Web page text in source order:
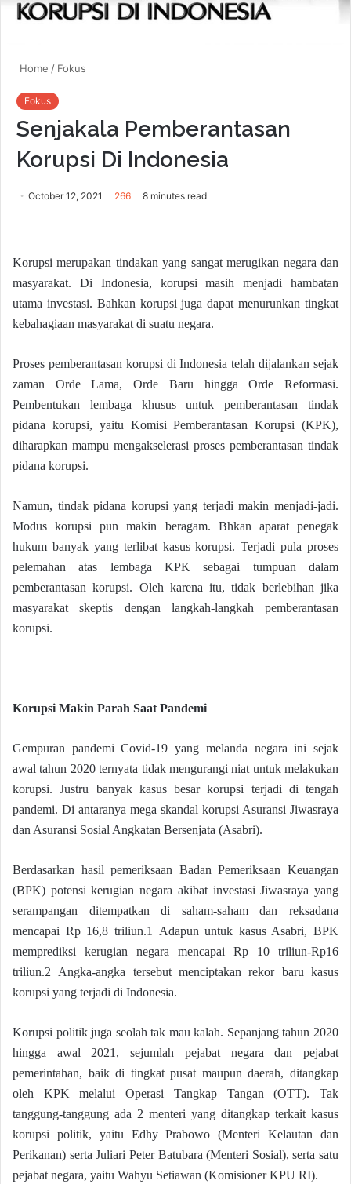
Home / Fokus
Fokus
Senjakala Pemberantasan
Korupsi Di Indonesia
October 12, 2021 266 8 minutes read
Korupsi merupakan tindakan yang sangat merugikan negara dan
masyarakat. Di Indonesia, korupsi masih menjadi hambatan
utama investasi. Bahkan korupsi juga dapat menurunkan tingkat
kebahagiaan masyarakat di suatu negara.
Proses pemberantasan korupsi di Indonesia telah dijalankan sejak
zaman Orde Lama, Orde Baru hingga Orde Reformasi.
Pembentukan lembaga khusus untuk pemberantasan tindak
pidana korupsi, yaitu Komisi Pemberantasan Korupsi (KPK),
diharapkan mampu mengakselerasi proses pemberantasan tindak
pidana korupsi.
Namun, tindak pidana korupsi yang terjadi makin menjadi-jadi.
Modus korupsi pun makin beragam. Bhkan aparat penegak
hukum banyak yang terlibat kasus korupsi. Terjadi pula proses
pelemahan atas lembaga KPK sebagai tumpuan dalam
pemberantasan korupsi. Oleh karena itu, tidak berlebihan jika
masyarakat skeptis dengan langkah-langkah pemberantasan
korupsi.
Korupsi Makin Parah Saat Pandemi
Gempuran pandemi Covid-19 yang melanda negara ini sejak
awal tahun 2020 ternyata tidak mengurangi niat untuk melakukan
korupsi. Justru banyak kasus besar korupsi terjadi di tengah
pandemi. Di antaranya mega skandal korupsi Asuransi Jiwasraya
dan Asuransi Sosial Angkatan Bersenjata (Asabri).
Berdasarkan hasil pemeriksaan Badan Pemeriksaan Keuangan
(BPK) potensi kerugian negara akibat investasi Jiwasraya yang
serampangan ditempatkan di saham-saham dan reksadana
mencapai Rp 16,8 triliun.1 Adapun untuk kasus Asabri, BPK
memprediksi kerugian negara mencapai Rp 10 triliun-Rp16
triliun.2 Angka-angka tersebut menciptakan rekor baru kasus
korupsi yang terjadi di Indonesia.
Korupsi politik juga seolah tak mau kalah. Sepanjang tahun 2020
hingga awal 2021, sejumlah pejabat negara dan pejabat
pemerintahan, baik di tingkat pusat maupun daerah, ditangkap
oleh KPK melalui Operasi Tangkap Tangan (OTT). Tak
tanggung-tanggung ada 2 menteri yang ditangkap terkait kasus
korupsi politik, yaitu Edhy Prabowo (Menteri Kelautan dan
Perikanan) serta Juliari Peter Batubara (Menteri Sosial), serta satu
pejabat negara, yaitu Wahyu Setiawan (Komisioner KPU RI).